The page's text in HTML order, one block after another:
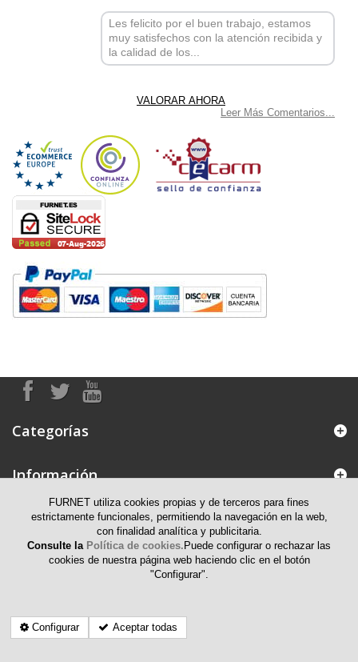
Les felicito por el buen trabajo, estamos
muy satisfechos con la atención recibida y
la calidad de los...
Leer Más Comentarios...
Categorías
Información
Mi cuenta
Información de contacto
FURNET utiliza cookies propias y de terceros para fines
estrictamente funcionales, permitiendo la navegación en la web,
con finalidad analítica y publicitaria.
Consulte la Política de cookies. Puede configurar o rechazar las
cookies de nuestra página web haciendo clic en el botón
"Configurar".
Configurar Aceptar todas